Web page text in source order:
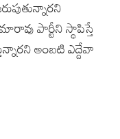
పార్టీని స్థాపిస్తే
అంబటి ఎద్దేవా